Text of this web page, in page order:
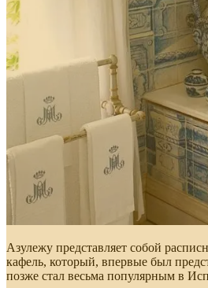
Азулежу представляет собой
кафель, который, впервые был
позже стал весьма популярным в